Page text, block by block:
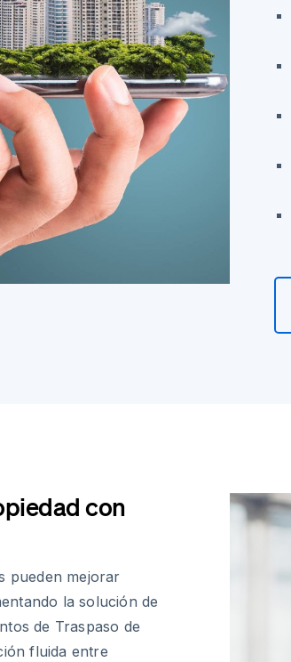
con
pueden mejorar
la solución de
de Traspaso de
fluida entre